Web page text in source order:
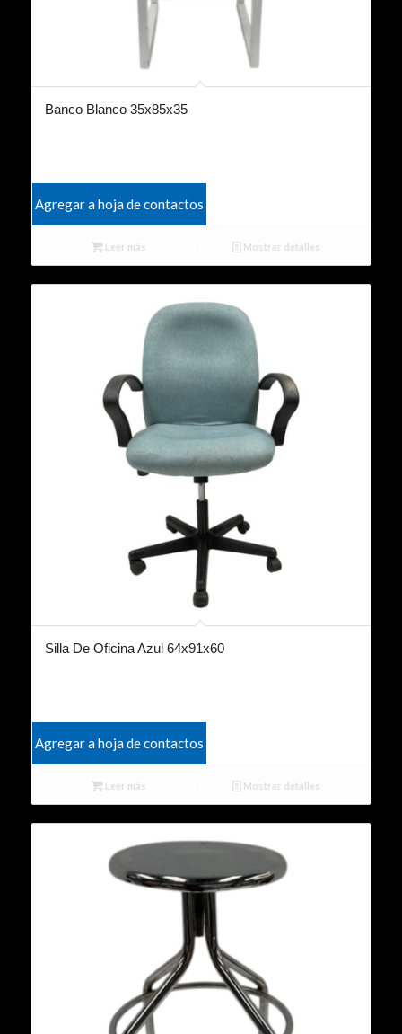
Banco Blanco 35x85x35
Agregar a hoja de contactos
Leer más Mostrar detalles
Silla De Oficina Azul 64x91x60
Agregar a hoja de contactos
Leer más Mostrar detalles